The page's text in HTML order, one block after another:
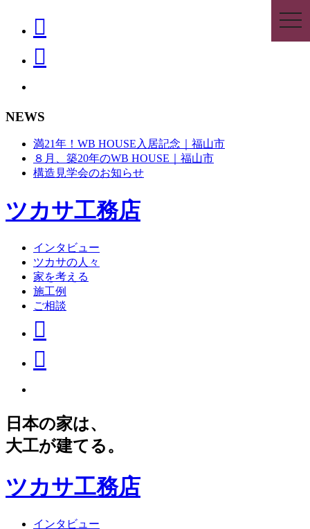
NEWS
満21年！WB HOUSE入居記念｜福山市
８月、築20年のWB HOUSE｜福山市
構造見学会のお知らせ
ツカサ工務店
インタビュー
ツカサの人々
家を考える
施工例
ご相談
日本の家は、
大工が建てる。
ツカサ工務店
インタビュー